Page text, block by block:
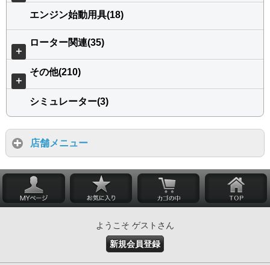
エンジン始動用具(18)
＋
ローター関連(35)
＋
その他(210)
シミュレーター(3)
店舗メニュー
ようこそ ゲストさん
新規会員登録